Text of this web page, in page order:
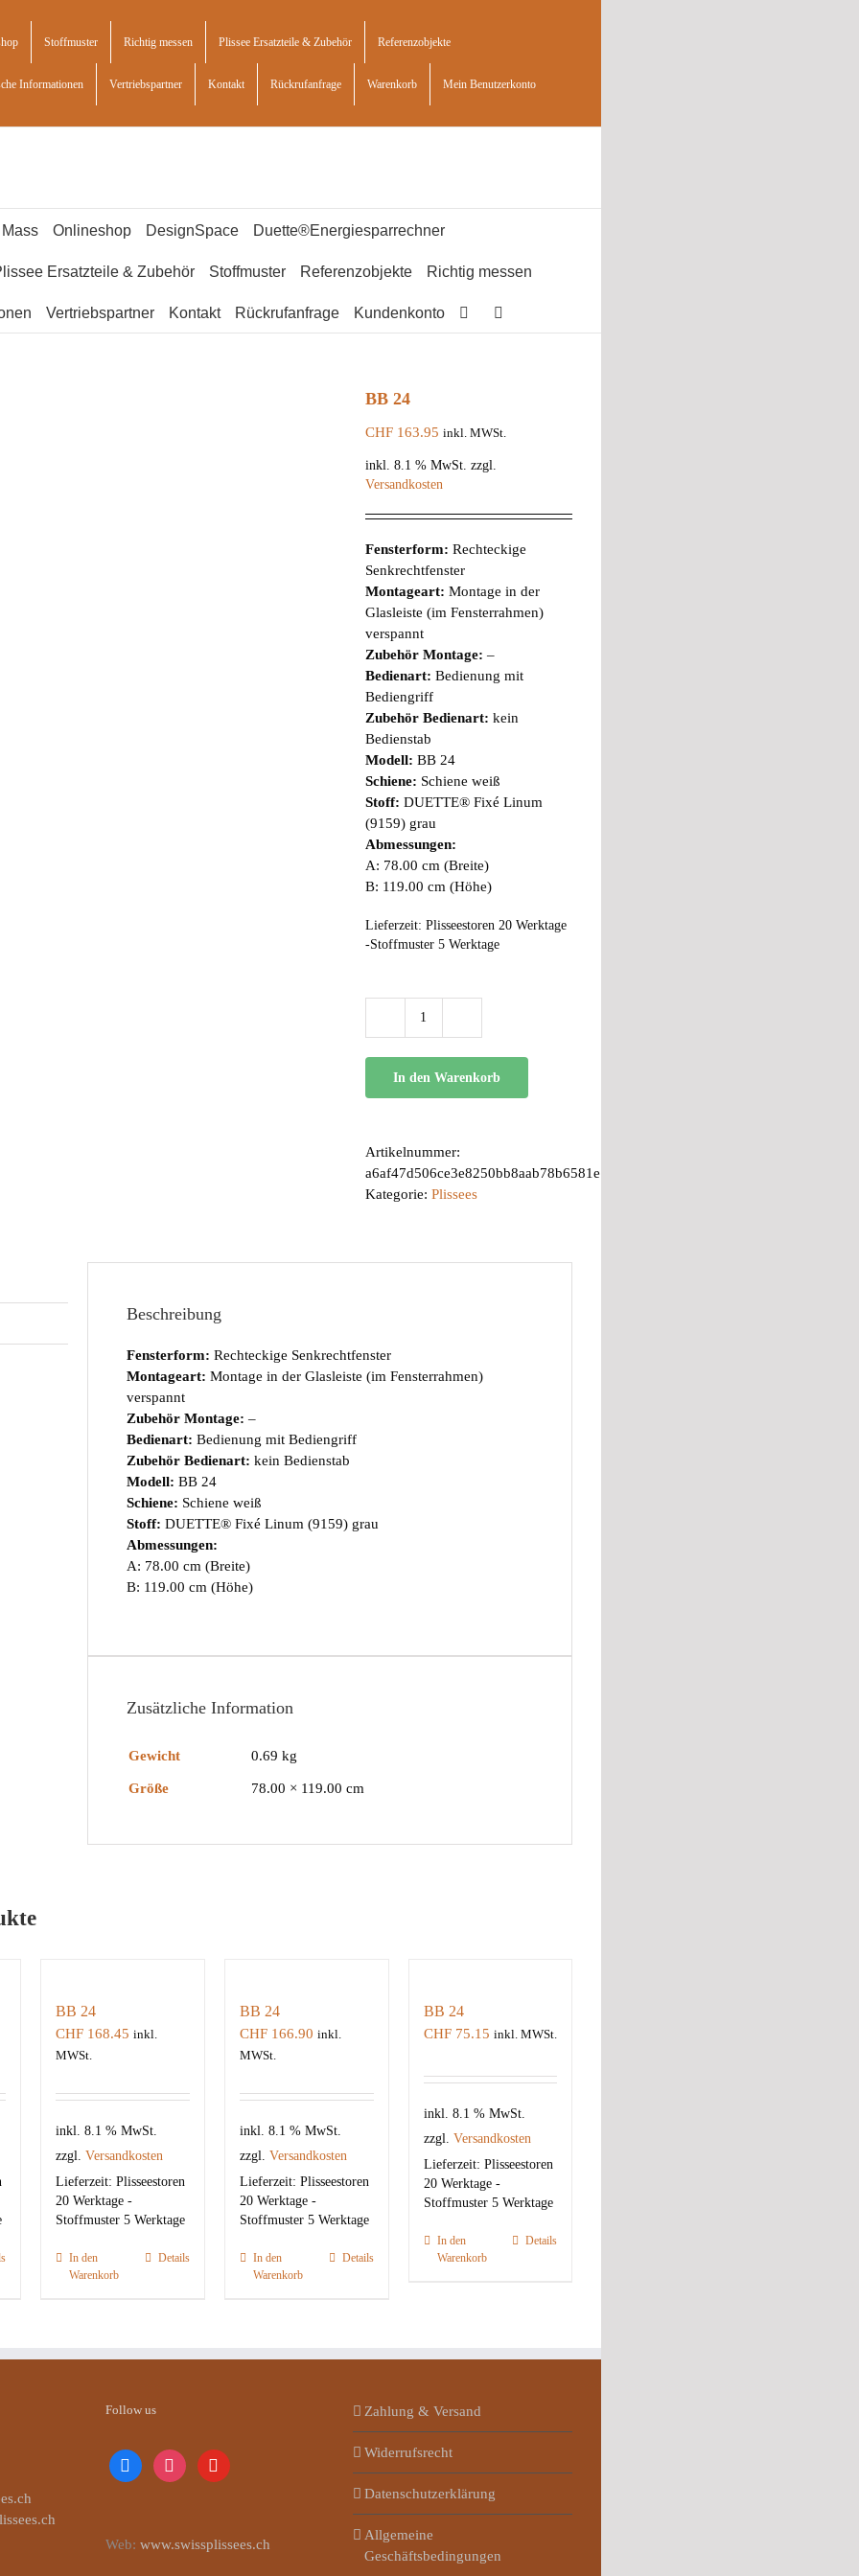
Stoffmuster Richtig messen Plissee Ersatzteile & Zubehör Referenzobjekte
Informationen Vertriebspartner Kontakt Rückrufanfrage Warenkorb Mein Benutzerkonto
Onlineshop DesignSpace Duette®Energiesparrechner
Ersatzteile & Zubehör Stoffmuster Referenzobjekte Richtig messen
Vertriebspartner Kontakt Rückrufanfrage Kundenkonto
BB 24
CHF163.95 inkl. MWSt.
inkl. 8.1 % MwSt. zzgl.
Versandkosten
Fensterform: Rechteckige
Senkrechtfenster
Montageart: Montage in der
Glasleiste (im Fensterrahmen)
verspannt
Zubehör Montage: –
Bedienart: Bedienung mit
Bediengriff
Zubehör Bedienart: kein
Bedienstab
Modell: BB 24
Schiene: Schiene weiß
Stoff: DUETTE® Fixé Linum
(9159) grau
Abmessungen:
A: 78.00 cm (Breite)
B: 119.00 cm (Höhe)
Lieferzeit: Plisseestoren 20 Werktage
-Stoffmuster 5 Werktage
BB
In den Warenkorb
Artikelnummer:
a6af47d506ce3e8250bb8aab78b6581e
Kategorie: Plissees
Beschreibung
Fensterform: Rechteckige Senkrechtfenster
Montageart: Montage in der Glasleiste (im Fensterrahmen)
verspannt
Zubehör Montage: –
Bedienart: Bedienung mit Bediengriff
Zubehör Bedienart: kein Bedienstab
Modell: BB 24
Schiene: Schiene weiß
Stoff: DUETTE® Fixé Linum (9159) grau
Abmessungen:
A: 78.00 cm (Breite)
B: 119.00 cm (Höhe)
Zusätzliche Information
Gewicht 0.69 kg
Größe 78.00 × 119.00 cm
BB 24
CHF 168.45 inkl.
MWSt.
inkl. 8.1 % MwSt.
zzgl.Versandkosten
Lieferzeit:Plisseestoren
20 Werktage -
Stoffmuster 5 Werktage
In den
Warenkorb
Details
BB 24
CHF166.90 inkl.
MWSt.
inkl. 8.1 % MwSt.
zzgl. Versandkosten
Lieferzeit: Plisseestoren
20 Werktage -
Stoffmuster 5 Werktage
In den
Warenkorb
Details
BB 24
CHF75.15 inkl. MWSt.
inkl. 8.1 % MwSt.
zzgl. Versandkosten
Lieferzeit: Plisseestoren
20 Werktage -
Stoffmuster 5 Werktage
In den
Warenkorb
Details
Follow us
facebookinstagramyoutube
Web: www.swissplissees.ch
Zahlung & Versand
Widerrufsrecht
Datenschutzerklärung
Allgemeine
Geschäftsbedingungen